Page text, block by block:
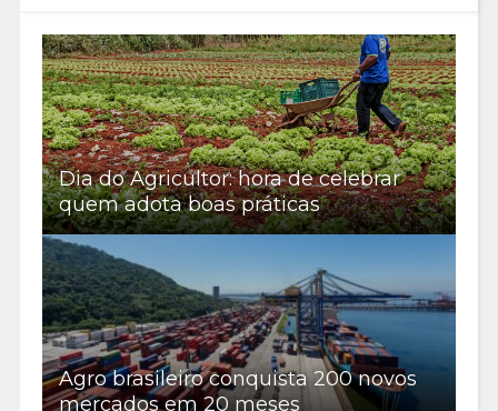
Dia do Agricultor: hora de celebrar
quem adota boas práticas
Agro brasileiro conquista 200 novos
mercados em 20 meses